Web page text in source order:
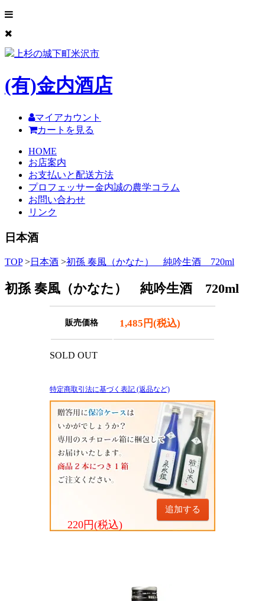
上杉の城下町米沢市
(有)金内酒店
マイアカウント
カートを見る
HOME
お店案内
お支払いと配送方法
プロフェッサー金内誠の農学コラム
お問い合わせ
リンク
日本酒
TOP >日本酒 >初孫 奏風（かなた） 純吟生酒 720ml
初孫 奏風（かなた） 純吟生酒 720ml
販売価格 1,485円(税込)
SOLD OUT
特定商取引法に基づく表記 (返品など)
追加する
220円(税込)